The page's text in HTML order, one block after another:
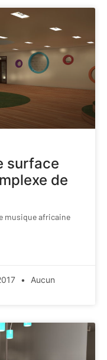
surface
de
musique africaine
Aucun